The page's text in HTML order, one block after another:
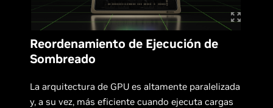
Reordenamiento de Ejecución de
Sombreado
La arquitectura de GPU es altamente paralelizada
y, a su vez, más eficiente cuando ejecuta cargas